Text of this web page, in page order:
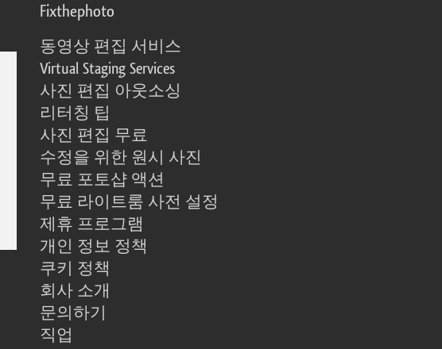
Fixthephoto
동영상 편집 서비스
Virtual Staging Services
사진 편집 아웃소싱
리터칭 팁
사진 편집 무료
수정을 위한 원시 사진
무료 포토샵 액션
무료 라이트룸 사전 설정
제휴 프로그램
개인 정보 정책
쿠키 정책
회사 소개
문의하기
직업